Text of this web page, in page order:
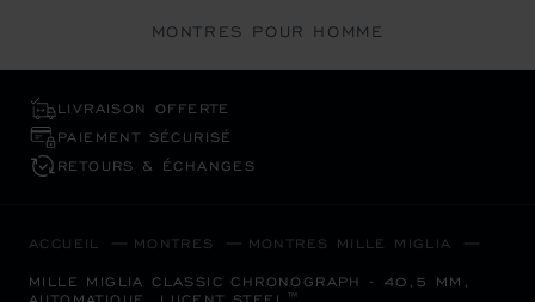
MONTRES POUR HOMME
LIVRAISON OFFERTE
PAIEMENT SÉCURISÉ
RETOURS & ÉCHANGES
ACCUEIL MONTRES MONTRES MILLE MIGLIA
MILLE MIGLIA CLASSIC CHRONOGRAPH - 40,5 MM,